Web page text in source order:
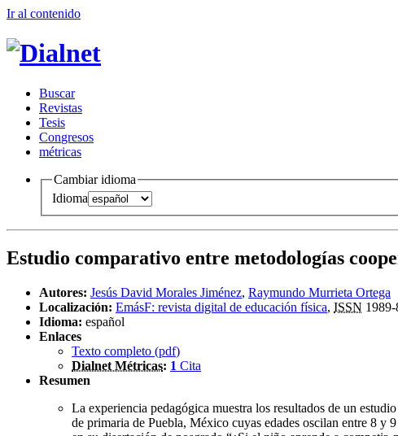
Ir al contenido
Buscar
Revistas
Tesis
Congresos
métricas
Cambiar idioma
Idioma
Estudio comparativo entre metodologías
Autores: Jesús David Morales Jiménez, Raymundo Murrieta Ortega
Localización: EmásF: revista digital de educación física, ISSN
Idioma: español
Enlaces
Texto completo (pdf)
Dialnet Métricas: 1 Cita
Resumen
La experiencia pedagógica muestra los resultados de un
de primaria de Puebla, México cuyas edades oscilan entre 8 y